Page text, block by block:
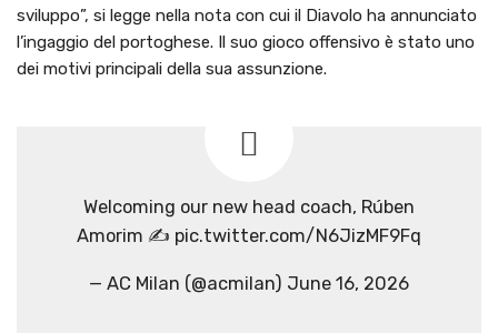
sviluppo”, si legge nella nota con cui il Diavolo ha annunciato
l’ingaggio del portoghese. Il suo gioco offensivo è stato uno
dei motivi principali della sua assunzione.
Welcoming our new head coach, Rúben
Amorim ✍️ pic.twitter.com/N6JizMF9Fq
— AC Milan (@acmilan) June 16, 2026